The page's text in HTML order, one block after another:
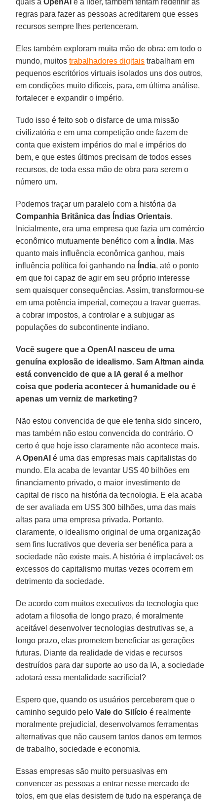
regras para fazer as pessoas acreditarem que esses
recursos sempre lhes pertenceram.
Eles também exploram muita mão de obra: em todo o
mundo, muitostrabalhadores digitais trabalham em
pequenos escritórios virtuais isolados uns dos outros,
em condições muito difíceis, para, em última análise,
fortalecer e expandir o império.
Tudo isso é feito sob o disfarce de uma missão
civilizatória e em uma competição onde fazem de
conta que existem impérios do mal e impérios do
bem, e que estes últimos precisam de todos esses
recursos, de toda essa mão de obra para serem o
número um.
Podemos traçar um paralelo com a história da
Companhia Britânica das Índias Orientais.
Inicialmente, era uma empresa que fazia um comércio
econômico mutuamente benéfico com a Índia. Mas
quanto mais influência econômica ganhou, mais
influência política foi ganhando na Índia, até o ponto
em que foi capaz de agir em seu próprio interesse
sem quaisquer consequências. Assim, transformou-se
em uma potência imperial, começou a travar guerras,
a cobrar impostos, a controlar e a subjugar as
populações do subcontinente indiano.
Você sugere que a OpenAI nasceu de uma
genuína explosão de idealismo. Sam Altman ainda
está convencido de que a IA geral é a melhor
coisa que poderia acontecer à humanidade ou é
apenas um verniz de marketing?
Não estou convencida de que ele tenha sido sincero,
mas também não estou convencida do contrário. O
certo é que hoje isso claramente não acontece mais.
AOpenAI é uma das empresas mais capitalistas do
mundo. Ela acaba de levantar US$ 40 bilhões em
financiamento privado, o maior investimento de
capital de risco na história da tecnologia. E ela acaba
de ser avaliada em US$ 300 bilhões, uma das mais
altas para uma empresa privada. Portanto,
claramente, o idealismo original de uma organização
sem fins lucrativos que deveria ser benéfica para a
sociedade não existe mais. A história é implacável: os
excessos do capitalismo muitas vezes ocorrem em
detrimento da sociedade.
De acordo com muitos executivos da tecnologia que
adotam a filosofia de longo prazo, é moralmente
aceitável desenvolver tecnologias destrutivas se, a
longo prazo, elas prometem beneficiar as gerações
futuras. Diante da realidade de vidas e recursos
destruídos para dar suporte ao uso da IA, a sociedade
adotará essa mentalidade sacrificial?
Espero que, quando os usuários perceberem que o
caminho seguido peloVale do Silício é realmente
moralmente prejudicial, desenvolvamos ferramentas
alternativas que não causem tantos danos em termos
de trabalho, sociedade e economia.
Essas empresas são muito persuasivas em
convencer as pessoas a entrar nesse mercado de
tolos, em que elas desistem de tudo na esperança de